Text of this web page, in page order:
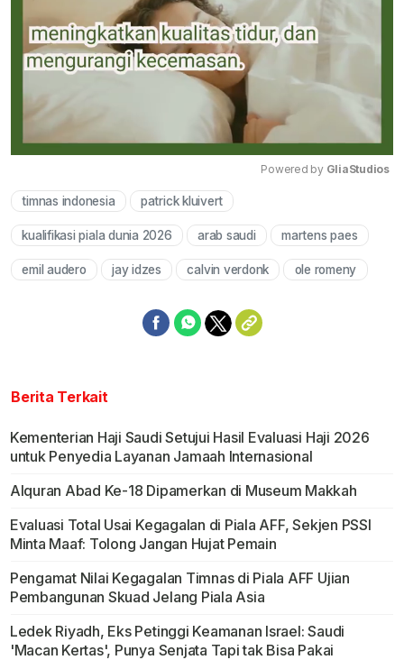
Powered by GliaStudios
timnas indonesia patrick kluivert
kualifikasi piala dunia 2026 arab saudi martens paes
emil audero jay idzes calvin verdonk ole romeny
Berita Terkait
Kementerian Haji Saudi Setujui Hasil Evaluasi Haji 2026
untuk Penyedia Layanan Jamaah Internasional
Alquran Abad Ke-18 Dipamerkan di Museum Makkah
Evaluasi Total Usai Kegagalan di Piala AFF, Sekjen PSSI
Minta Maaf: Tolong Jangan Hujat Pemain
Pengamat Nilai Kegagalan Timnas di Piala AFF Ujian
Pembangunan Skuad Jelang Piala Asia
Ledek Riyadh, Eks Petinggi Keamanan Israel: Saudi
'Macan Kertas', Punya Senjata Tapi tak Bisa Pakai